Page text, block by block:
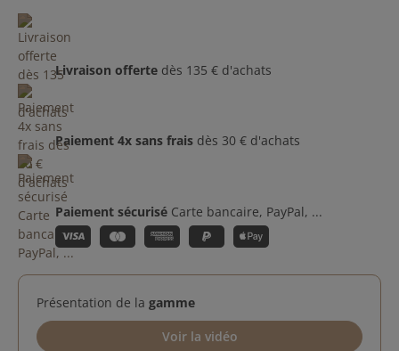
Livraison offerte dès 135 € d'achats
Paiement 4x sans frais dès 30 € d'achats
Paiement sécurisé Carte bancaire, PayPal, ...
Présentation de la gamme
Voir la vidéo